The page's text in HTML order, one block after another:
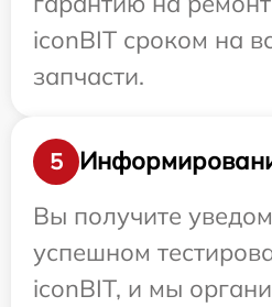
iconBIT сроком на
запчасти.
5
Вы получите
успешном
iconBIT, и мы